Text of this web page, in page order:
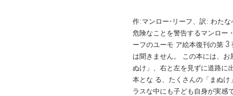
作:マンロー•リーフ、訳: わた
危険なことを警告するマンロー
ーフのユーモ ア絵本復刊の第 3
は聞きません。 この本には、
ぬけ」、右と左を見ずに道路に
本とな る、たくさんの「まぬ
ラスな中にも子ども自身が実感